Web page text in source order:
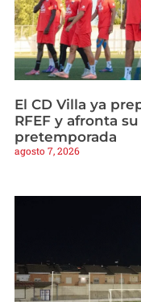
El CD Villa ya
RFEF y afronta
pretemporada
agosto 7, 2026